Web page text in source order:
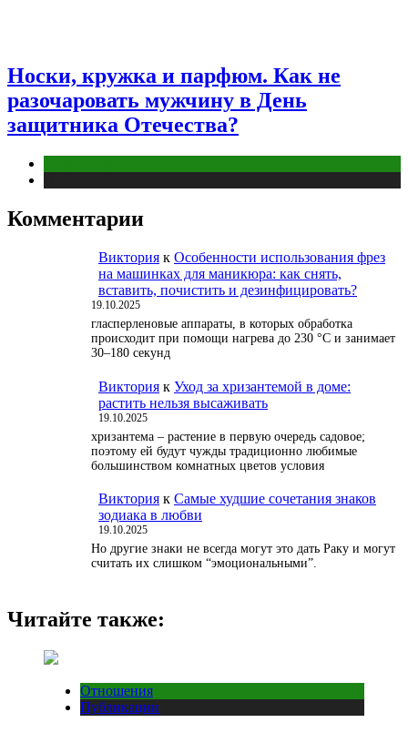
Носки, кружка и парфюм. Как не
разочаровать мужчину в День
защитника Отечества?
Комментарии
Виктория к Особенности использования фрез
на машинках для маникюра: как снять,
вставить, почистить и дезинфицировать?
19.10.2025
гласперленовые аппараты, в которых обработка
происходит при помощи нагрева до 230 °С и занимает
30–180 секунд
Виктория к Уход за хризантемой в доме:
растить нельзя высаживать
19.10.2025
хризантема – растение в первую очередь садовое;
поэтому ей будут чужды традиционно любимые
большинством комнатных цветов условия
Виктория к Самые худшие сочетания знаков
зодиака в любви
19.10.2025
Но другие знаки не всегда могут это дать Раку и могут
считать их слишком “эмоциональными”.
Читайте также:
Отношения
Публикации